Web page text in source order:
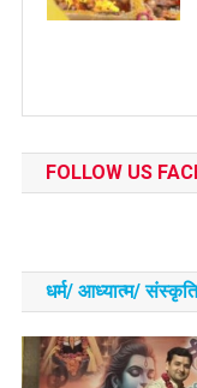
FOLLOW US
धर्म/ आध्‍यात्‍म/ संस्‍कृति